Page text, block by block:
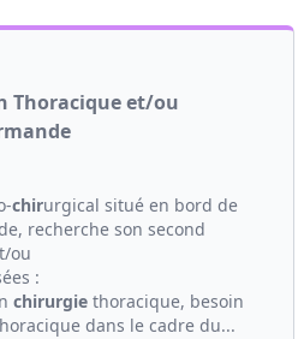
Thoracique et/ou
chirurgical situé en bord de
recherche son second
ou
:
chirurgie thoracique, besoin
dans le cadre du...